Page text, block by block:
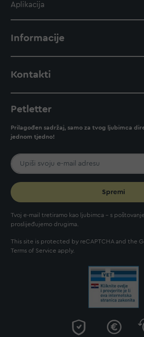
Aplikacija
Informacije
Kontakti
Petletter
Prilagođen sadržaj, samo za tvog ljubimca
jednom tjedno!
Spremi
Tvoj e-mail tretiramo kao ljubimca - s
proslijeđujemo drugima.
This site is protected by reCAPTCHA and the
Terms of Service apply.